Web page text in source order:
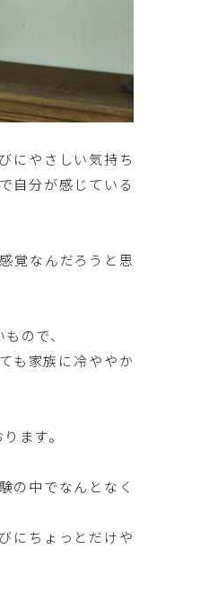
にやさしい気持ち
自分が感じている
覚なんだろうと思
ので、
も家族に冷ややか
ます。
の中でなんとなく
にちょっとだけや